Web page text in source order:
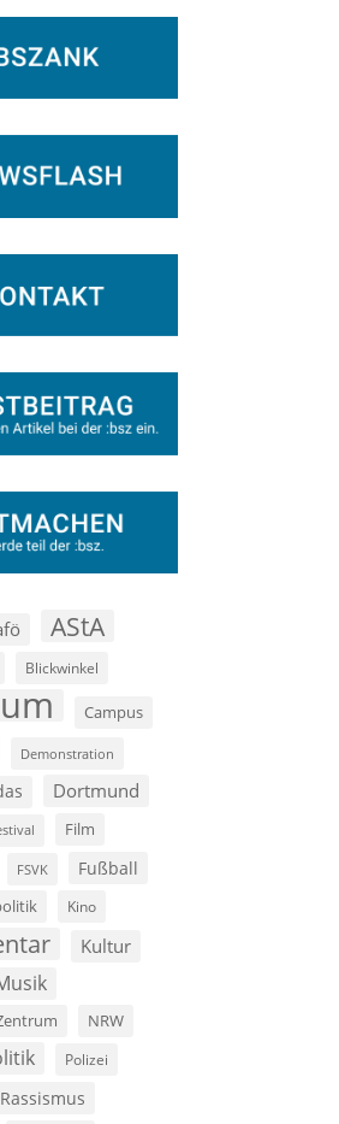
AStA
Blickwinkel
Campus
Demonstration
Dortmund
Film
FSVK Fußball
Kino
Kultur
NRW
Polizei
Rassismus